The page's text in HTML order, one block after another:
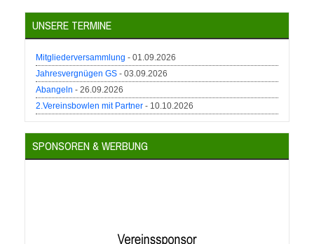
UNSERE TERMINE
Mitgliederversammlung - 01.09.2026
Jahresvergnügen GS - 03.09.2026
Abangeln - 26.09.2026
2.Vereinsbowlen mit Partner - 10.10.2026
SPONSOREN & WERBUNG